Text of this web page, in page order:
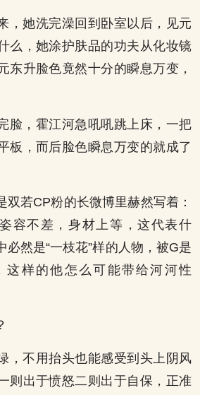
，她洗完澡回到卧室以后，见元
么，她涂护肤品的功夫从化妆镜
东升脸色竟然十分的瞬息万变，
脸，霍江河急吼吼跳上床，一把
板，而后脸色瞬息万变的就成了
双若CP粉的长微博里赫然写着：
容不差，身材上等，这代表什
必然是“一枝花”样的人物，被G是
这样的他怎么可能带给河河性
，不用抬头也能感受到头上阴风
则出于愤怒二则出于自保，正准